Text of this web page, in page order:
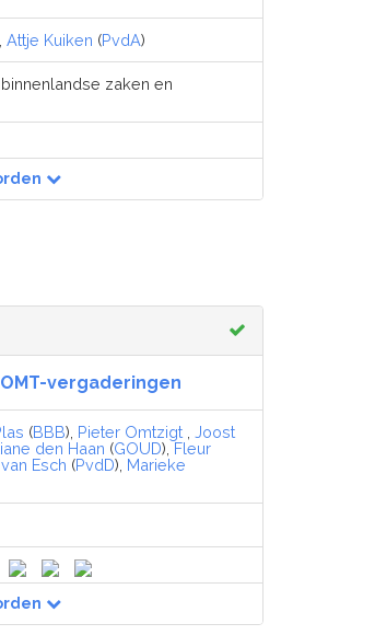
Attje Kuiken (PvdA)
zaken en
vergaderingen
(BBB), Pieter Omtzigt
Joost
den Haan (GOUD), Fleur
Esch (PvdD), Marieke